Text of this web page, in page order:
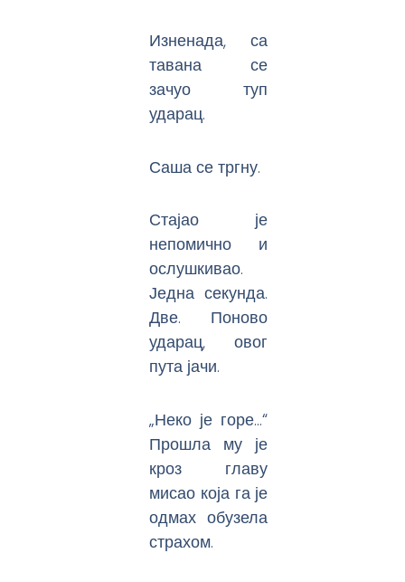
Изненада, са
тавана се
зачуо туп
ударац.
Саша се тргну.
Стајао је
непомично и
ослушкивао.
Једна секунда.
Две. Поново
ударац, овог
пута јачи.
„Неко је горе…“
Прошла му је
кроз главу
мисао која га је
одмах обузела
страхом.